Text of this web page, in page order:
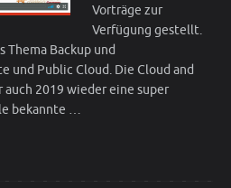
Vorträge zur
Verfügung gestellt.
Thema Backup und
und Public Cloud. Die Cloud and
2019 wieder eine super
bekannte …